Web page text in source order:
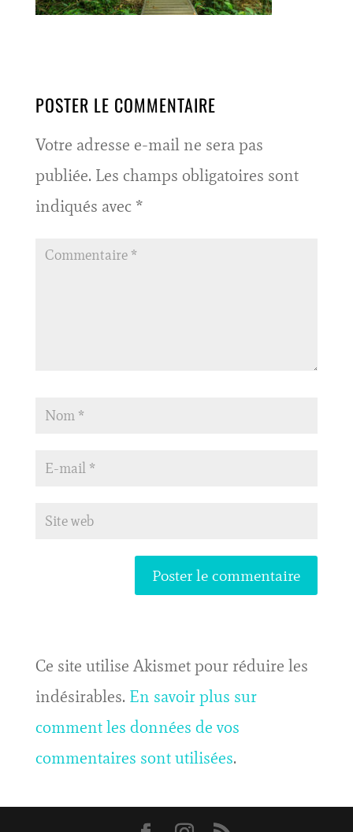
POSTER LE COMMENTAIRE
Votre adresse e-mail ne sera pas
publiée. Les champs obligatoires sont
indiqués avec *
Ce site utilise Akismet pour réduire les
indésirables. En savoir plus sur
comment les données de vos
commentaires sont utilisées.